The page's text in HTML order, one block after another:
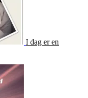
I dag er en